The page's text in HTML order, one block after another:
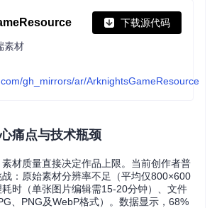
下载源代码
素材
gh_mirrors/ar/ArknightsGameResource
痛点与技术瓶颈
材质量直接决定作品上限。当前创作者普
：原始素材分辨率不足（平均仅800×600
时（单张图片编辑需15-20分钟）、文件
、PNG及WebP格式）。数据显示，68%